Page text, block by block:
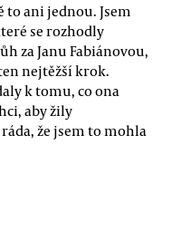
to ani jednou. Jsem
se rozhodly
za Janu Fabiánovou,
nejtěžší krok.
k tomu, co ona
aby žily
že jsem to mohla